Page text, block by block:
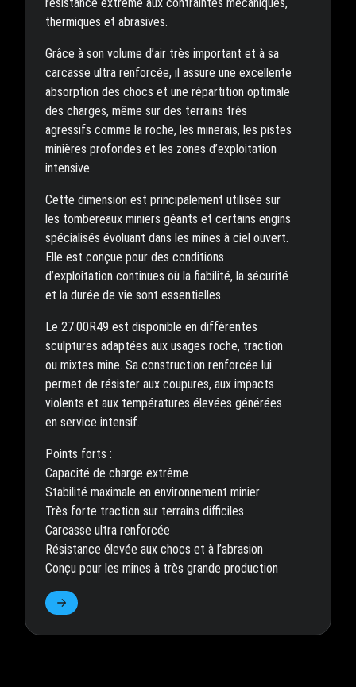
thermiques et abrasives.
Grâce à son volume d’air très important et à sa
carcasse ultra renforcée, il assure une excellente
absorption des chocs et une répartition optimale
des charges, même sur des terrains très
agressifs comme la roche, les minerais, les pistes
minières profondes et les zones d’exploitation
intensive.
Cette dimension est principalement utilisée sur
les tombereaux miniers géants et certains engins
spécialisés évoluant dans les mines à ciel ouvert.
Elle est conçue pour des conditions
d’exploitation continues où la fiabilité, la sécurité
et la durée de vie sont essentielles.
Le 27.00R49 est disponible en différentes
sculptures adaptées aux usages roche, traction
ou mixtes mine. Sa construction renforcée lui
permet de résister aux coupures, aux impacts
violents et aux températures élevées générées
en service intensif.
Points forts :
Capacité de charge extrême
Stabilité maximale en environnement minier
Très forte traction sur terrains difficiles
Carcasse ultra renforcée
Résistance élevée aux chocs et à l’abrasion
Conçu pour les mines à très grande production